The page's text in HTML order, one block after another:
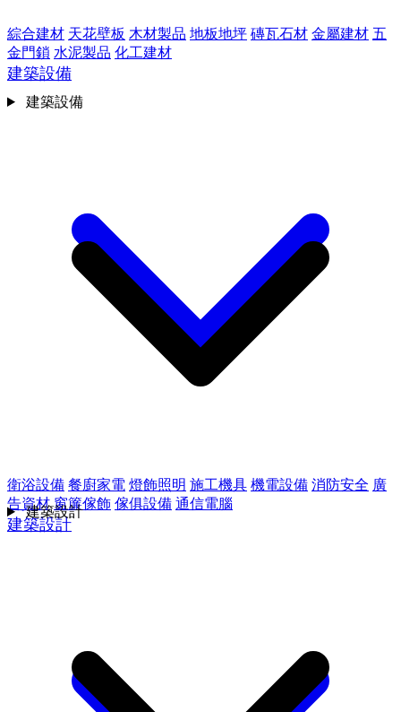
綜合建材 天花壁板 木材製品 地板地坪 磚瓦石材 金屬建材 五
金門鎖 水泥製品 化工建材
建築設備
衛浴設備 餐廚家電 燈飾照明 施工機具 機電設備 消防安全 廣
告資材 窗簾傢飾 傢俱設備 通信電腦
建築設計
建築設備
建築設計